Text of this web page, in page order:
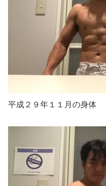
平成２９年１１月の身体